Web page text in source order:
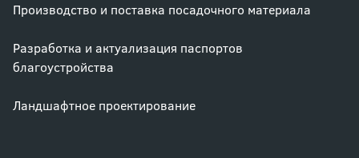
Производство и поставка посадочного материала
Разработка и актуализация паспортов
благоустройства
Ландшафтное проектирование